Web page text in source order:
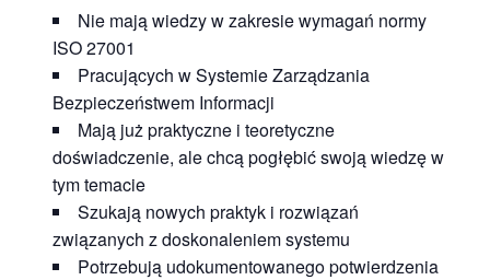
Nie mają wiedzy w zakresie wymagań normy
ISO 27001
Pracujących w Systemie Zarządzania
Bezpieczeństwem Informacji
Mają już praktyczne i teoretyczne
doświadczenie, ale chcą pogłębić swoją wiedzę w
tym temacie
Szukają nowych praktyk i rozwiązań
związanych z doskonaleniem systemu
Potrzebują udokumentowanego potwierdzenia